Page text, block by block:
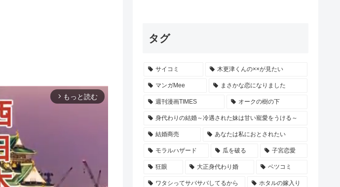
arrow_forward_ios もっと読む
タグ
サイコミ 木更津くんの××が見たい
マンガMee まさかな恋になりました
週刊漫画TIMES オークの樹の下
身代わりの結婚～冷遇された妹は甘い寵愛をうける～
結婚商売 あなたは私におとされたい
モラルハザード 瓜を破る 子宮恋愛
狂眼 大正身代わり婚 ベツコミ
ワタシってサバサバしてるから ホタルの嫁入り